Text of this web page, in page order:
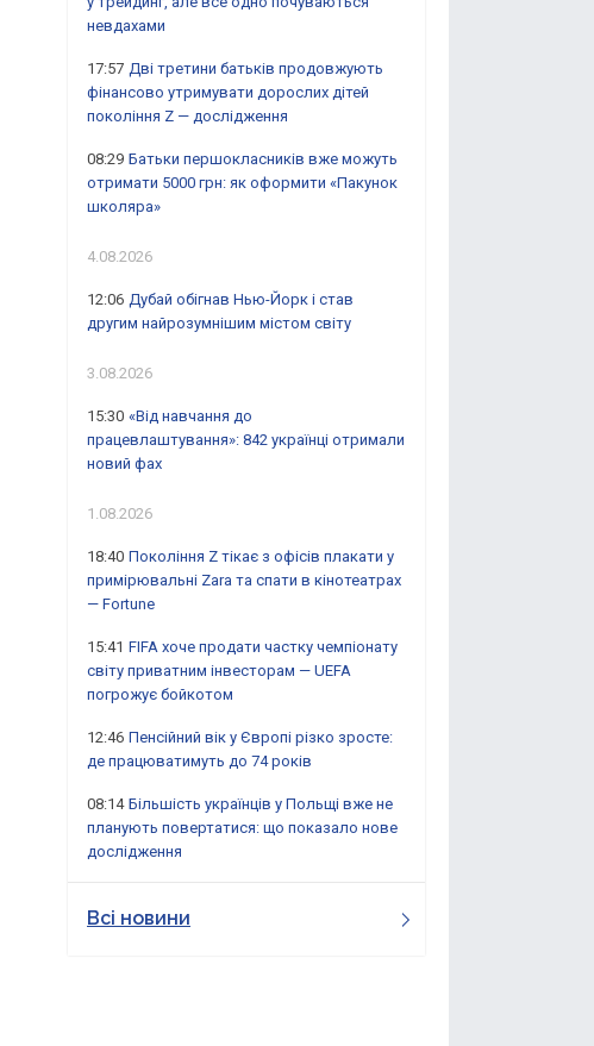
невдахами
17:57 Дві третини батьків продовжують
фінансово утримувати дорослих дітей
покоління Z — дослідження
08:29 Батьки першокласників вже можуть
отримати 5000 грн: як оформити «Пакунок
школяра»
4.08.2026
12:06 Дубай обігнав Нью-Йорк і став
другим найрозумнішим містом світу
3.08.2026
15:30 «Від навчання до
працевлаштування»: 842 українці отримали
новий фах
1.08.2026
18:40 Покоління Z тікає з офісів плакати у
примірювальні Zara та спати в кінотеатрах
— Fortune
15:41 FIFA хоче продати частку чемпіонату
світу приватним інвесторам — UEFA
погрожує бойкотом
12:46 Пенсійний вік у Європі різко зросте:
де працюватимуть до 74 років
08:14 Більшість українців у Польщі вже не
планують повертатися: що показало нове
дослідження
Всі новини